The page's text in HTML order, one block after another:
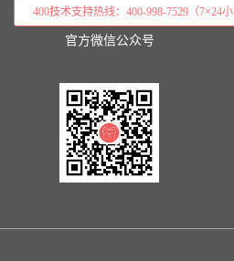
400技术支持热线：400-998-7529（7×24
官方微信公众号